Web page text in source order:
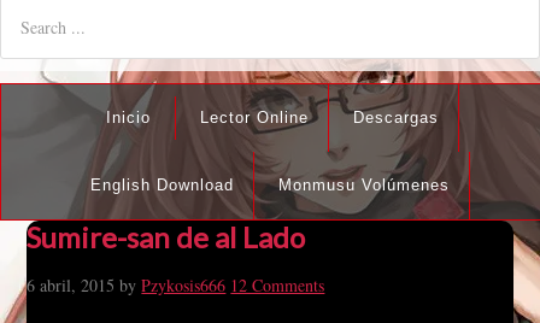
Inicio Lector Online Descargas
English Download Monmusu Volúmenes
Sumire-san de al Lado
6 abril, 2015 byPzykosis666 12 Comments